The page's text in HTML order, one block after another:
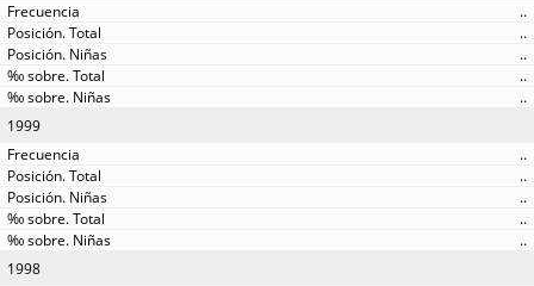
..
..
..
..
..
1999
..
..
..
..
..
1998